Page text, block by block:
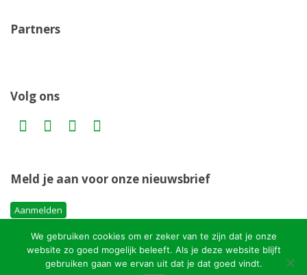
Partners
Volg ons
Meld je aan voor onze nieuwsbrief
Aanmelden
Copyright MakelaardijRijnmond.nl
We gebruiken cookies om er zeker van te zijn dat je onze
website zo goed mogelijk beleeft. Als je deze website blijft
gebruiken gaan we ervan uit dat je dat goed vindt.